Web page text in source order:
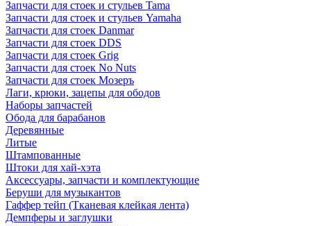
Запчасти для стоек и стульев Tama
Запчасти для стоек и стульев Yamaha
Запчасти для стоек Danmar
Запчасти для стоек DDS
Запчасти для стоек Grig
Запчасти для стоек No Nuts
Запчасти для стоек Мозеръ
Лаги, крюки, зацепы для ободов
Наборы запчастей
Обода для барабанов
Деревянные
Литые
Штампованные
Штоки для хай-хэта
Аксессуары, запчасти и комплектующие
Беруши для музыкантов
Гаффер тейп (Тканевая клейкая лента)
Демпферы и заглушки